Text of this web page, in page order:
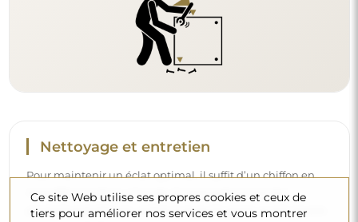
Nettoyage et entretien
Pour maintenir un éclat optimal, il suffit d’un chiffon en
microfibre et d’eau chaude. Si vous optez pour des
produits spécifiques, veillez à ce qu’ils aient un pH neutre
Ce site Web utilise ses propres cookies et ceux de
tiers pour améliorer nos services et vous montrer